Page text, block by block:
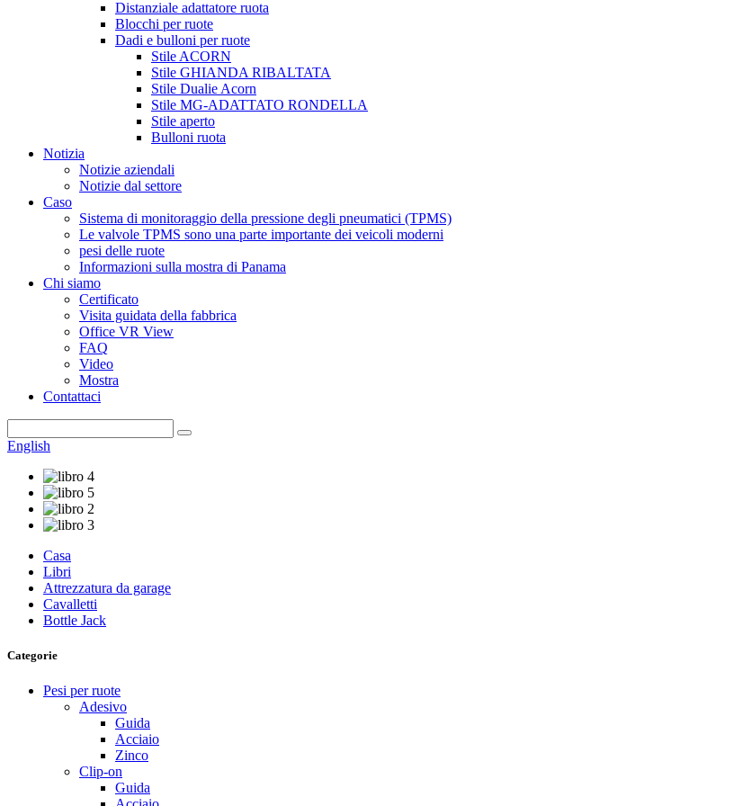
Distanziale adattatore ruota
Blocchi per ruote
Dadi e bulloni per ruote
Stile ACORN
Stile GHIANDA RIBALTATA
Stile Dualie Acorn
Stile MG-ADATTATO RONDELLA
Stile aperto
Bulloni ruota
Notizia
Notizie aziendali
Notizie dal settore
Caso
Sistema di monitoraggio della pressione degli pneumatici (TPMS)
Le valvole TPMS sono una parte importante dei veicoli moderni
pesi delle ruote
Informazioni sulla mostra di Panama
Chi siamo
Certificato
Visita guidata della fabbrica
Office VR View
FAQ
Video
Mostra
Contattaci
English
Casa
Libri
Attrezzatura da garage
Cavalletti
Bottle Jack
Categorie
Pesi per ruote
Adesivo
Guida
Acciaio
Zinco
Clip-on
Guida